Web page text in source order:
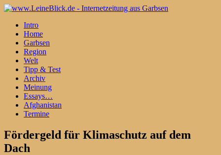
Intro
Home
Garbsen
Region
Welt
Tipp & Test
Archiv
Meinung
Essays…
Afghanistan
Termine
Fördergeld für Klimaschutz auf dem
Dach